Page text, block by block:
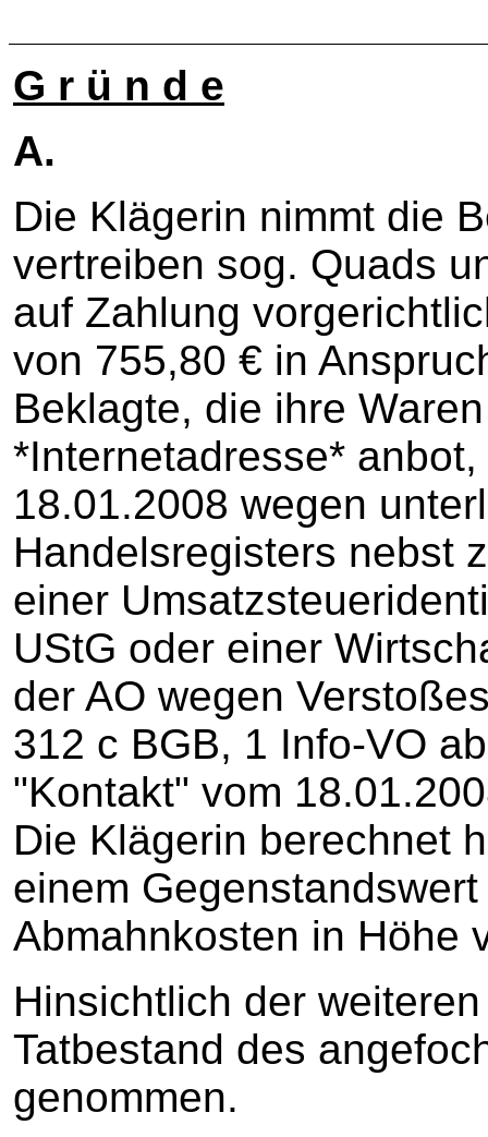
G r ü n d e
A.
Die Klägerin nimmt die
vertreiben sog. Quads
auf Zahlung
von 755,80 € in
Beklagte, die ihre
*Internetadresse*
18.01.2008 wegen
Handelsregisters nebst
einer
UStG oder einer
der AO wegen
312 c BGB, 1 Info-VO
"Kontakt" vom
Die Klägerin berechnet
einem
Abmahnkosten in Höhe
Hinsichtlich der
Tatbestand des
genommen.